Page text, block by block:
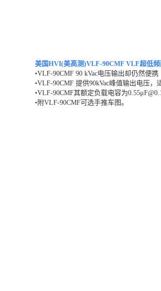
美国HVI(美高测)VLF-90CMF VLF超低
•VLF-90CMF 90 kVac电压输出却仍然便携
•VLF-90CMF 提供90kVac峰值输出电压
•VLF-90CMF其额定负载电容为
•附VLF-90CMF可选手推车图。